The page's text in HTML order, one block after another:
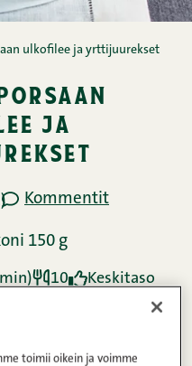
ulkofilee ja yrttijuurekset
ja
Kommentit
150 g
10 Keskitaso
toimii oikein ja voimme